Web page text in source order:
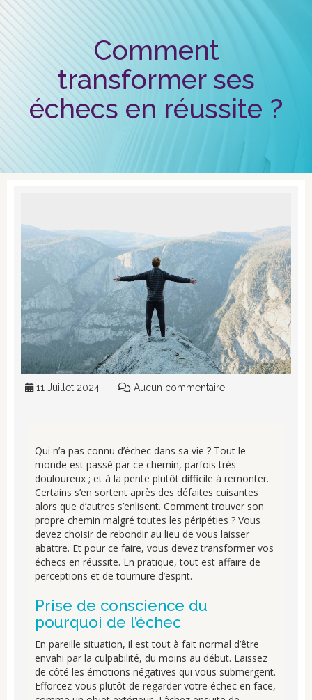
Comment
transformer ses
échecs en réussite ?
11 Juillet 2024 Aucun commentaire
Qui n’a pas connu d’échec dans sa vie ? Tout le
monde est passé par ce chemin, parfois très
douloureux ; et à la pente plutôt difficile à remonter.
Certains s’en sortent après des défaites cuisantes
alors que d’autres s’enlisent. Comment trouver son
propre chemin malgré toutes les péripéties ? Vous
devez choisir de rebondir au lieu de vous laisser
abattre. Et pour ce faire, vous devez transformer vos
échecs en réussite. En pratique, tout est affaire de
perceptions et de tournure d’esprit.
Prise de conscience du
pourquoi de l’échec
En pareille situation, il est tout à fait normal d’être
envahi par la culpabilité, du moins au début. Laissez
de côté les émotions négatives qui vous submergent.
Efforcez-vous plutôt de regarder votre échec en face,